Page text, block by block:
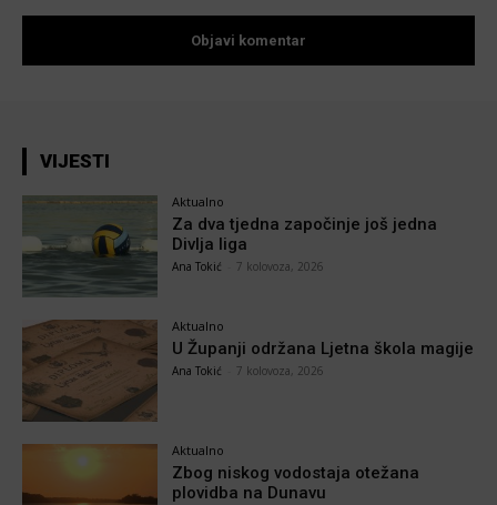
VIJESTI
Aktualno
Za dva tjedna započinje još jedna
Divlja liga
Ana Tokić 7 kolovoza, 2026
Aktualno
U Županji održana Ljetna škola magije
Ana Tokić 7 kolovoza, 2026
Aktualno
Zbog niskog vodostaja otežana
plovidba na Dunavu